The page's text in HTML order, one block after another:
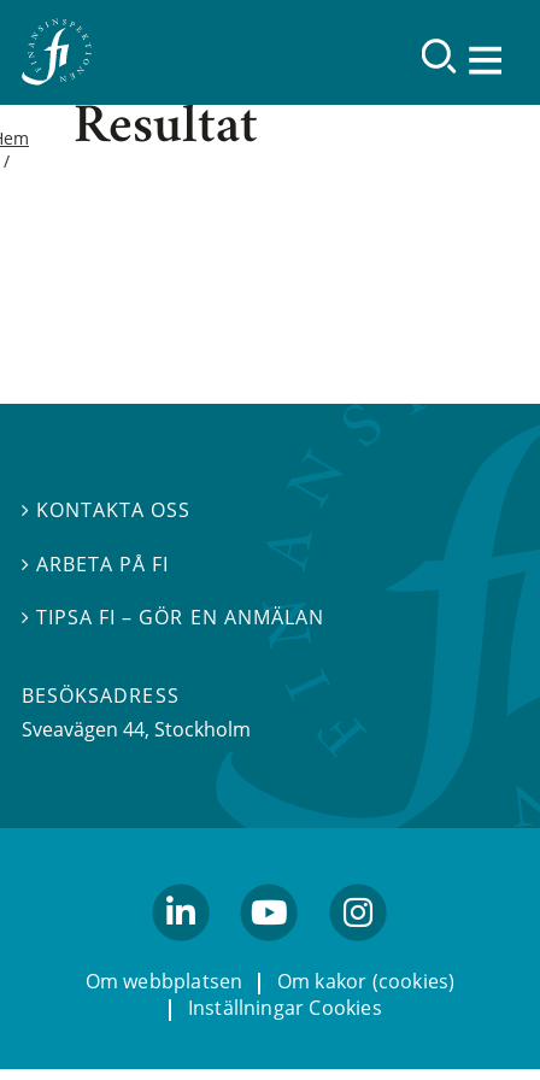
Resultat
 KONTAKTA OSS
 ARBETA PÅ FI
TIPSA FI – GÖR EN ANMÄLAN
BESÖKSADRESS
Sveavägen 44, Stockholm
Om webbplatsen
Om kakor (cookies)
Inställningar Cookies